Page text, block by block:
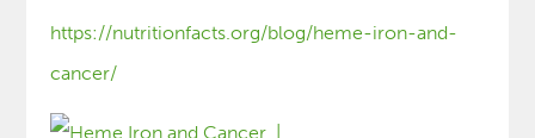
https://nutritionfacts.org/blog/heme-iron-and-
cancer/